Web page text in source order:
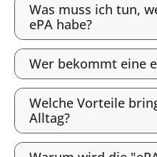
Was muss ich tun,
ePA habe?
Wer bekommt eine
Welche Vorteile
Alltag?